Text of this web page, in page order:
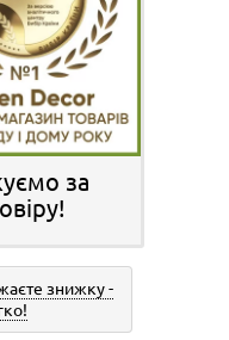
за
знижку -